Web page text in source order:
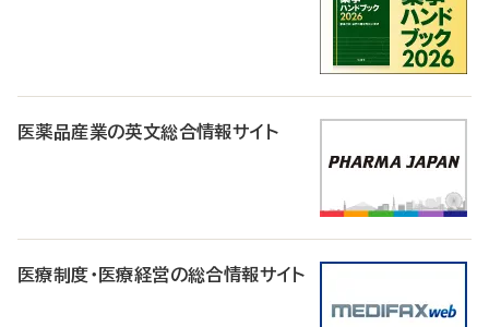
医薬品産業の英文総合情報サイト
医療制度・医療経営の総合情報サイト